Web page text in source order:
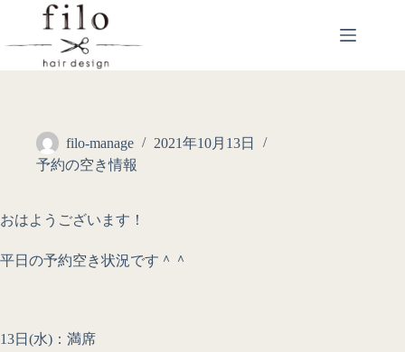
filo-manage
2021年10月13日
予約の空き情報
おはようございます！
平日の予約空き状況です＾＾
13日(水)：満席